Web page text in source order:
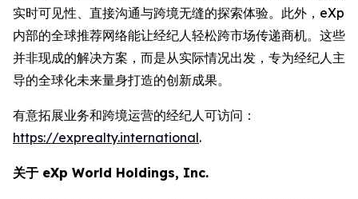
实时可见性、直接沟通与跨境无缝的探索体验。此外，eXp
内部的全球推荐网络能让经纪人轻松跨市场传递商机。这些
并非现成的解决方案，而是从实际情况出发，专为经纪人主
导的全球化未来量身打造的创新成果。
有意拓展业务和跨境运营的经纪人可访问：
https://exprealty.international.
关于 eXp World Holdings, Inc.